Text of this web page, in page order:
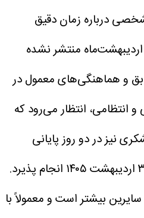
درباره زمان دقیق
منتشر نشده
و هماهنگی‌های معمول در
انتظار می‌رود که
نیز در دو روز پایانی
اردیبهشت‌ماه، یعنی ۳۰ و ۳۱ اردیبهشت ۱۴۰۵ انجام پذیرد.
بیشتر است و معمولاً با